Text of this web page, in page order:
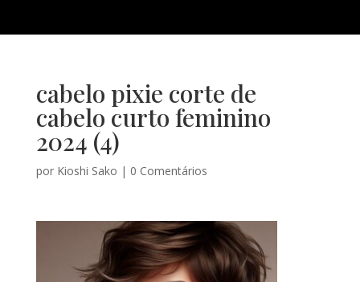
cabelo pixie corte de
cabelo curto feminino
2024 (4)
por Kioshi Sako | 0 Comentários